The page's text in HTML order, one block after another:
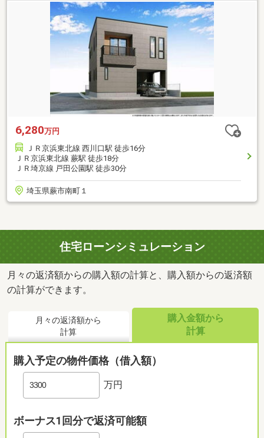
6,280万円
ＪＲ京浜東北線 西川口駅 徒歩16分
ＪＲ京浜東北線 蕨駅 徒歩18分
ＪＲ埼京線 戸田公園駅 徒歩30分
埼玉県蕨市南町１
住宅ローンシミュレーション
月々の返済額からの購入額の計算と、購入額からの返済額
の計算ができます。
月々の返済額から
計算
購入金額から
計算
購入予定の物件価格（借入額）
万円
ボーナス1回分で返済可能額